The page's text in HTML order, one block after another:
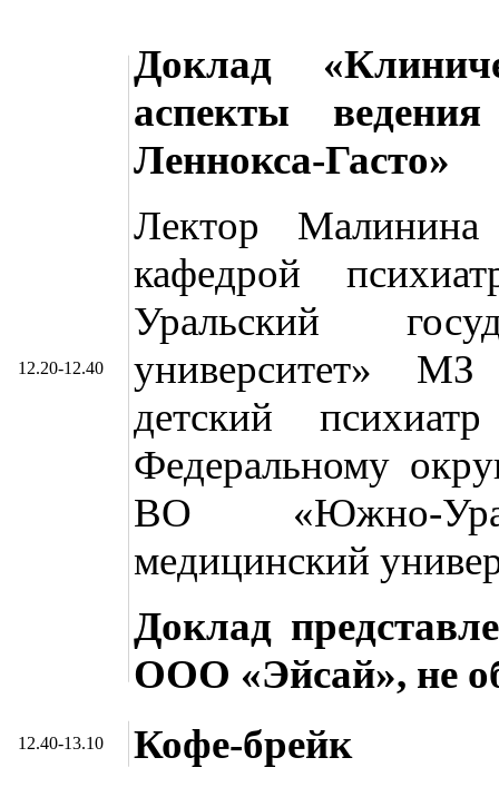
12.20-12.40
Доклад
аспекты
Леннокса-Гасто»
Лектор
кафедрой
Уральский
университет»
детский
Федеральному
ВО «Южно-
медицинский
Доклад
ООО «Эйсай», не
12.40-13.10
Кофе-брейк